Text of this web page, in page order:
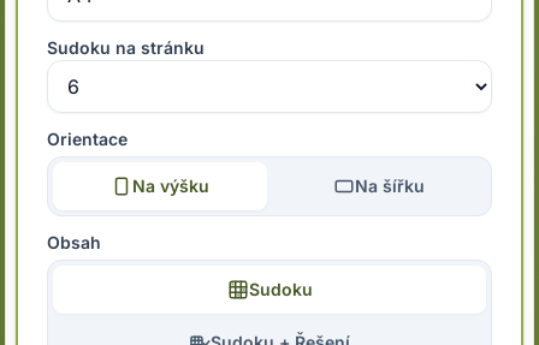
Sudoku na stránku
Orientace
Na výšku Na šířku
Obsah
Sudoku